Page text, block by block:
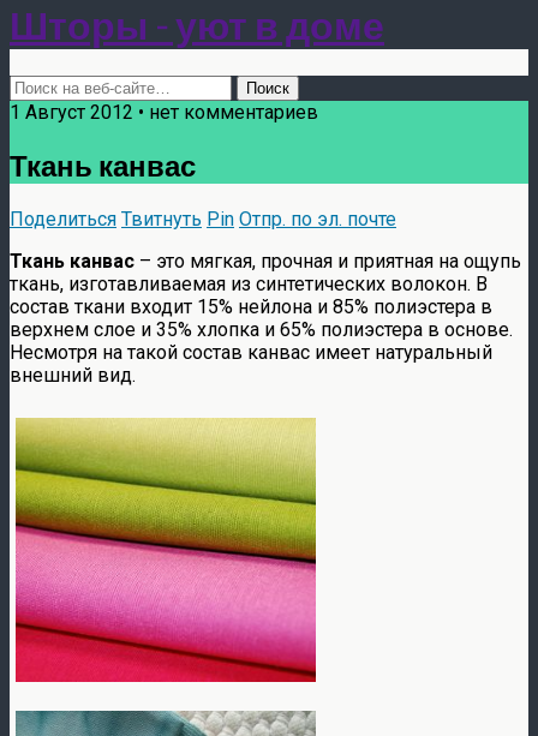
Шторы - уют в доме
1 Август 2012 • нет комментариев
Ткань канвас
Поделиться Твитнуть Pin Отпр. по эл. почте
Ткань канвас – это мягкая, прочная и приятная на ощупь
ткань, изготавливаемая из синтетических волокон. В
состав ткани входит 15% нейлона и 85% полиэстера в
верхнем слое и 35% хлопка и 65% полиэстера в основе.
Несмотря на такой состав канвас имеет натуральный
внешний вид.